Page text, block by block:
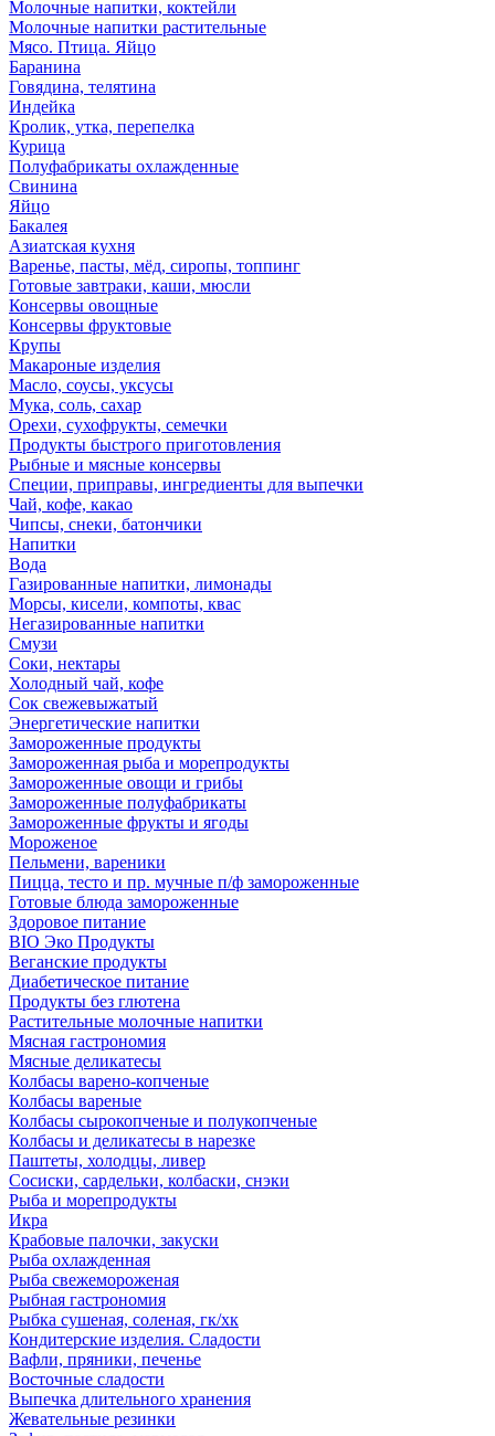
Молочные напитки, коктейли
Молочные напитки растительные
Мясо. Птица. Яйцо
Баранина
Говядина, телятина
Индейка
Кролик, утка, перепелка
Курица
Полуфабрикаты охлажденные
Свинина
Яйцо
Бакалея
Азиатская кухня
Варенье, пасты, мёд, сиропы, топпинг
Готовые завтраки, каши, мюсли
Консервы овощные
Консервы фруктовые
Крупы
Макароные изделия
Масло, соусы, уксусы
Мука, соль, сахар
Орехи, сухофрукты, семечки
Продукты быстрого приготовления
Рыбные и мясные консервы
Специи, приправы, ингредиенты для выпечки
Чай, кофе, какао
Чипсы, снеки, батончики
Напитки
Вода
Газированные напитки, лимонады
Морсы, кисели, компоты, квас
Негазированные напитки
Смузи
Соки, нектары
Холодный чай, кофе
Сок свежевыжатый
Энергетические напитки
Замороженные продукты
Замороженная рыба и морепродукты
Замороженные овощи и грибы
Замороженные полуфабрикаты
Замороженные фрукты и ягоды
Мороженое
Пельмени, вареники
Пицца, тесто и пр. мучные п/ф замороженные
Готовые блюда замороженные
Здоровое питание
BIO Эко Продукты
Веганские продукты
Диабетическое питание
Продукты без глютена
Растительные молочные напитки
Мясная гастрономия
Мясные деликатесы
Колбасы варено-копченые
Колбасы вареные
Колбасы сырокопченые и полукопченые
Колбасы и деликатесы в нарезке
Паштеты, холодцы, ливер
Сосиски, сардельки, колбаски, снэки
Рыба и морепродукты
Икра
Крабовые палочки, закуски
Рыба охлажденная
Рыба свежемороженая
Рыбная гастрономия
Рыбка сушеная, соленая, гк/хк
Кондитерские изделия. Сладости
Вафли, пряники, печенье
Восточные сладости
Выпечка длительного хранения
Жевательные резинки